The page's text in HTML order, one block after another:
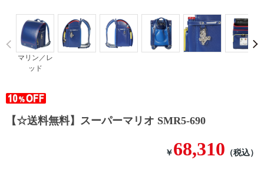
マリン／レ
ッド
Prev
【☆送料無料】スーパーマリオ SMR5-690
￥ 68,310 （税込）